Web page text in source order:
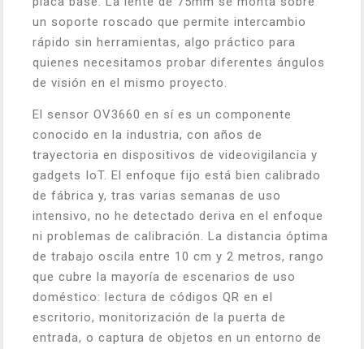
un soporte roscado que permite intercambio
rápido sin herramientas, algo práctico para
quienes necesitamos probar diferentes ángulos
de visión en el mismo proyecto.
El sensor OV3660 en sí es un componente
conocido en la industria, con años de
trayectoria en dispositivos de videovigilancia y
gadgets IoT. El enfoque fijo está bien calibrado
de fábrica y, tras varias semanas de uso
intensivo, no he detectado deriva en el enfoque
ni problemas de calibración. La distancia óptima
de trabajo oscila entre 10 cm y 2 metros, rango
que cubre la mayoría de escenarios de uso
doméstico: lectura de códigos QR en el
escritorio, monitorización de la puerta de
entrada, o captura de objetos en un entorno de